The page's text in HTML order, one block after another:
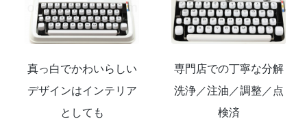
真っ白でかわいらしい
デザインはインテリア
としても
専門店での丁寧な分解
洗浄／注油／調整／点
検済